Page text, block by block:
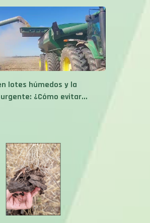
lotes húmedos y la
¿Cómo evitar...